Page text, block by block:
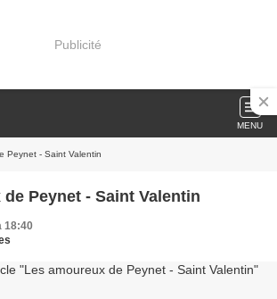
Publicité
MENU
Peynet - Saint Valentin
Peynet - Saint Valentin
18:40